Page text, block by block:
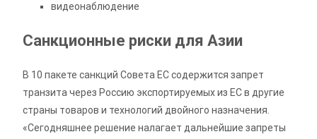
видеонаблюдение
Санкционные риски для Азии
В 10 пакете санкций Совета ЕС содержится запрет
транзита через Россию экспортируемых из ЕС в другие
страны товаров и технологий двойного назначения.
«Сегодняшнее решение налагает дальнейшие запреты